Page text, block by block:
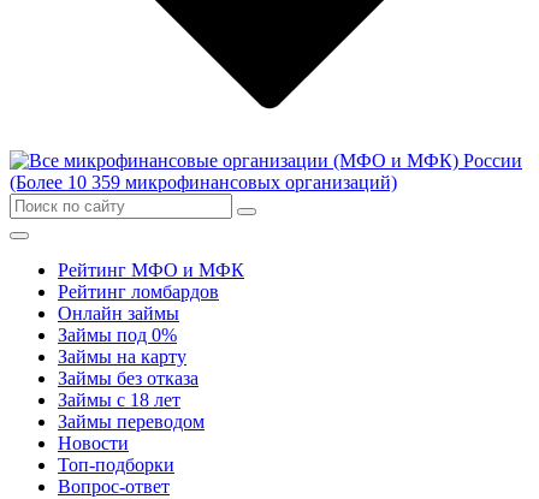
Рейтинг МФО и МФК
Рейтинг ломбардов
Онлайн займы
Займы под 0%
Займы на карту
Займы без отказа
Займы с 18 лет
Займы переводом
Новости
Топ-подборки
Вопрос-ответ